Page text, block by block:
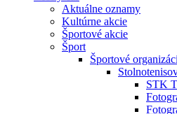
Aktuálne oznamy
Kultúrne akcie
Športové akcie
Šport
Športové
STK